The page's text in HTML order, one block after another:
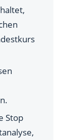
greifen?
Stop